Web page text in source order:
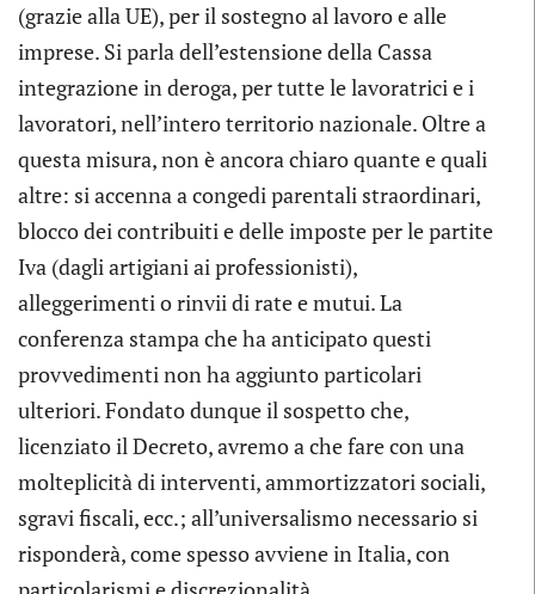
(grazie alla UE), per il sostegno al lavoro e alle
imprese. Si parla dell’estensione della Cassa
integrazione in deroga, per tutte le lavoratrici e i
lavoratori, nell’intero territorio nazionale. Oltre a
questa misura, non è ancora chiaro quante e quali
altre: si accenna a congedi parentali straordinari,
blocco dei contribuiti e delle imposte per le partite
Iva (dagli artigiani ai professionisti),
alleggerimenti o rinvii di rate e mutui. La
conferenza stampa che ha anticipato questi
provvedimenti non ha aggiunto particolari
ulteriori. Fondato dunque il sospetto che,
licenziato il Decreto, avremo a che fare con una
molteplicità di interventi, ammortizzatori sociali,
sgravi fiscali, ecc.; all’universalismo necessario si
risponderà, come spesso avviene in Italia, con